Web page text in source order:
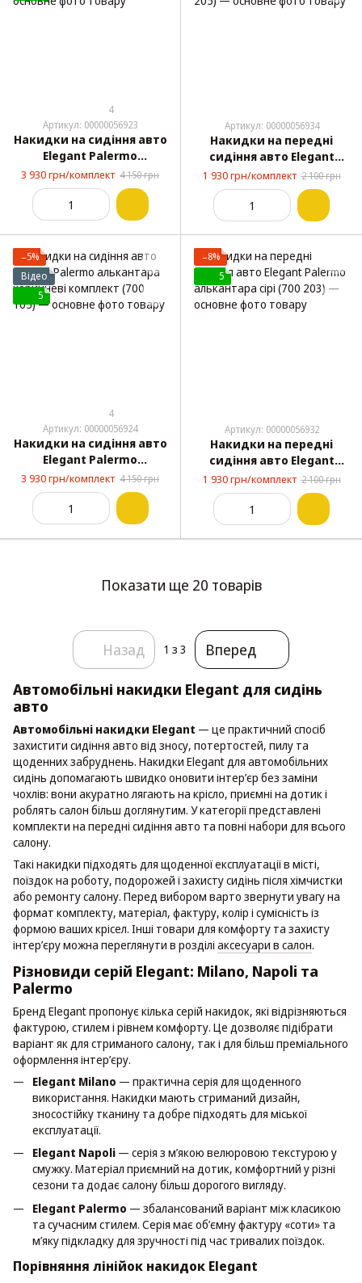
4
Артикул: 00000056923
Накидки на сидіння авто
Elegant Palermo
алькантара бежеві
комплект (700 104)
3 930 грн/комплект 4 150 грн
Артикул: 00000056934
Накидки на передні
сидіння авто Elegant
Palermo алькантара
коричневі (700 205)
1 930 грн/комплект 2 100 грн
−5%
Відео
5
4
Артикул: 00000056924
Накидки на сидіння авто
Elegant Palermo
алькантара коричневі
комплект (700 105)
3 930 грн/комплект 4 150 грн
−8%
5
Артикул: 00000056932
Накидки на передні
сидіння авто Elegant
Palermo алькантара сірі
(700 203)
1 930 грн/комплект 2 100 грн
Показати ще 20 товарів
Назад 1 з 3 Вперед
Автомобільні накидки Elegant для сидінь
авто
Автомобільні накидки Elegant — це практичний спосіб
захистити сидіння авто від зносу, потертостей, пилу та
щоденних забруднень. Накидки Elegant для автомобільних
сидінь допомагають швидко оновити інтер’єр без заміни
чохлів: вони акуратно лягають на крісло, приємні на дотик і
роблять салон більш доглянутим. У категорії представлені
комплекти на передні сидіння авто та повні набори для всього
салону.
Такі накидки підходять для щоденної експлуатації в місті,
поїздок на роботу, подорожей і захисту сидінь після хімчистки
або ремонту салону. Перед вибором варто звернути увагу на
формат комплекту, матеріал, фактуру, колір і сумісність із
формою ваших крісел. Інші товари для комфорту та захисту
інтер’єру можна переглянути в розділі аксесуари в салон.
Різновиди серій Elegant: Milano, Napoli та
Palermo
Бренд Elegant пропонує кілька серій накидок, які відрізняються
фактурою, стилем і рівнем комфорту. Це дозволяє підібрати
варіант як для стриманого салону, так і для більш преміального
оформлення інтер’єру.
Elegant Milano — практична серія для щоденного
використання. Накидки мають стриманий дизайн,
зносостійку тканину та добре підходять для міської
експлуатації.
Elegant Napoli — серія з м’якою велюровою текстурою у
смужку. Матеріал приємний на дотик, комфортний у різні
сезони та додає салону більш дорогого вигляду.
Elegant Palermo — збалансований варіант між класикою
та сучасним стилем. Серія має об’ємну фактуру «соти» та
м’яку підкладку для зручності під час тривалих поїздок.
Порівняння лінійок накидок Elegant